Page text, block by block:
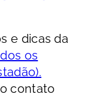
e dicas da
os
contato